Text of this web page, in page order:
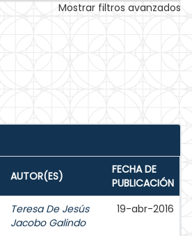
Mostrar filtros avanzados
AUTOR(ES)
FECHA DE
PUBLICACIÓN
Teresa De Jesús
Jacobo Galindo
19-abr-2016